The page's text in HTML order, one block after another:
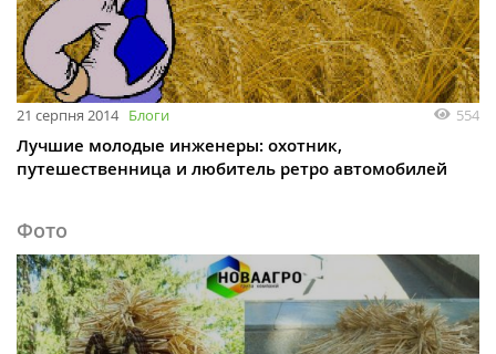
21 серпня 2014 Блоги 554
Лучшие молодые инженеры: охотник,
путешественница и любитель ретро автомобилей
Фото